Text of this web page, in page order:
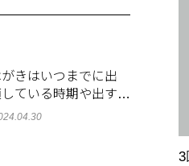
3
きはいつまでに出
ている時期や出す範
！